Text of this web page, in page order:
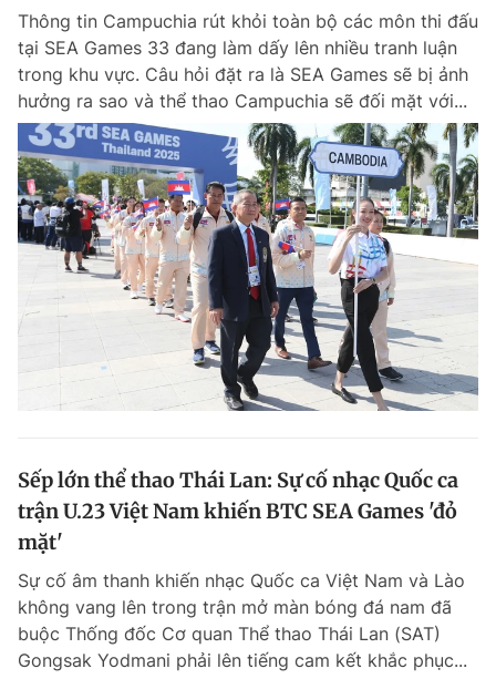
Chuyên mục khác
Chào ngày mới Tin 24h
Tin thị trường Tin 360
Video Magazine
Sản phẩm khác
Bạn cần biết
Thông tin tòa soạn Liên hệ quảng cáo
Đọc Thanh Niên trên điện thoại
Tin đã xem
Đăng xuất
Thông tin Campuchia rút khỏi toàn bộ các môn thi đấu
tại SEA Games 33 đang làm dấy lên nhiều tranh luận
trong khu vực. Câu hỏi đặt ra là SEA Games sẽ bị ảnh
hưởng ra sao và thể thao Campuchia sẽ đối mặt với...
Sếp lớn thể thao Thái Lan: Sự cố nhạc Quốc ca
trận U.23 Việt Nam khiến BTC SEA Games 'đỏ
mặt'
Sự cố âm thanh khiến nhạc Quốc ca Việt Nam và Lào
không vang lên trong trận mở màn bóng đá nam đã
buộc Thống đốc Cơ quan Thể thao Thái Lan (SAT)
Gongsak Yodmani phải lên tiếng cam kết khắc phục...